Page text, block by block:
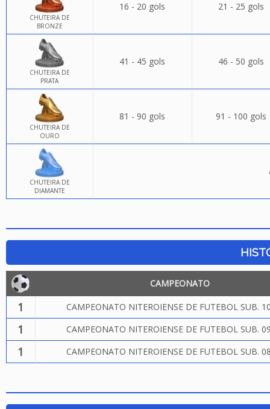
CHUTEIRA DE
BRONZE
16 - 20 gols 21 - 25 gols
CHUTEIRA DE
PRATA
41 - 45 gols 46 - 50 gols
CHUTEIRA DE
OURO
81 - 90 gols 91 - 100 gols
CHUTEIRA DE
DIAMANTE
CAMPEONATO
1 CAMPEONATO NITEROIENSE DE FUTEBOL SUB.
1 CAMPEONATO NITEROIENSE DE FUTEBOL SUB.
1 CAMPEONATO NITEROIENSE DE FUTEBOL SUB.